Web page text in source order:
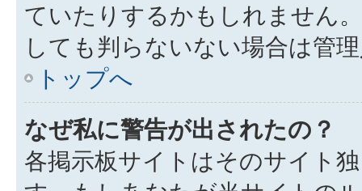
ていたりするかもしれません
しても判らないない場合は管
トップへ
なぜ私に警告が出されたの？
各掲示板サイトはそのサイト